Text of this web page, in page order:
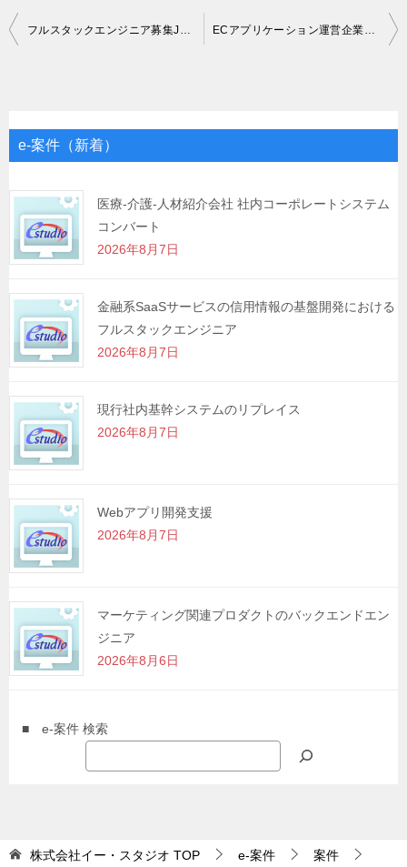
投
ゲ
シ
ョ
ン
フルスタックエンジニア募集Java-React ECアプリケーション運営企業におけるバックエンドエンジニア
e-案件（新着）
医療-介護-人材紹介会社 社内コーポレートシステム
コンバート
2026年8月7日
金融系SaaSサービスの信用情報の基盤開発における
フルスタックエンジニア
2026年8月7日
現行社内基幹システムのリプレイス
2026年8月7日
Webアプリ開発支援
2026年8月7日
マーケティング関連プロダクトのバックエンドエン
ジニア
2026年8月6日
■ e-案件 検索
株式会社イー・スタジオ TOP e-案件 案件